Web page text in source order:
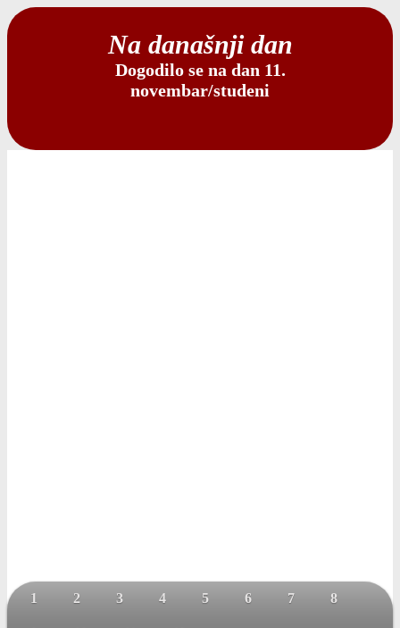
Na današnji dan
Dogodilo se na dan 11.
novembar/studeni
1 2 3 4 5 6 7 8